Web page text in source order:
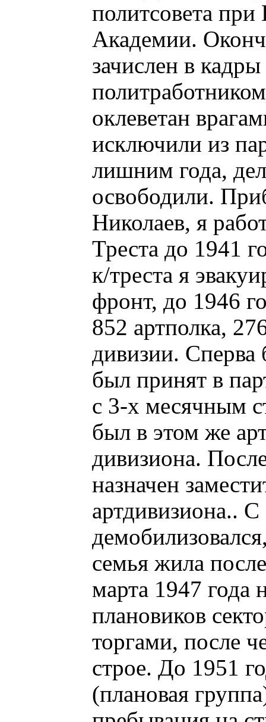
политсовета
Академии.
зачислен в
оклеветан
исключили из
лишним года,
освободили.
Николаев, я
Треста до 1941
к/треста я
фронт, до 1946
852 артполка,
дивизии. Сперва
был принят в
с 3-х месячным
был в этом же
дивизиона.
назначен
артдивизиона..
семья жила
марта 1947 года
плановиков
торгами, после
строе. До 1951
(плановая